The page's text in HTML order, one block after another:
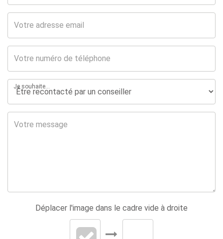
Je souhaite...
Déplacer l'image dans le cadre vide à droite